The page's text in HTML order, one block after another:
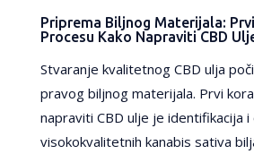
Priprema Biljnog Materijala:
Procesu Kako Napraviti CBD
Stvaranje kvalitetnog CBD ulja
pravog biljnog materijala. Prvi
napraviti CBD ulje je identifikacija
visokokvalitetnih kanabis sativa